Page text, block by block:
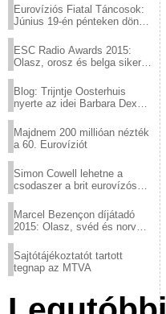
Eurovíziós Fiatal Táncosok:
Június 19-én pénteken döntő
ESC Radio Awards 2015:
Olasz, orosz és belga siker,
Blog: Trijntje Oosterhuis
nyerte az idei Barbara Dex
Majdnem 200 millióan nézték
a 60. Eurovíziót
Simon Cowell lehetne a
csodaszer a brit eurovízós
Marcel Bezençon díjátadó
2015: Olasz, svéd és norvég
Sajtótájékoztatót tartott
tegnap az MTVA